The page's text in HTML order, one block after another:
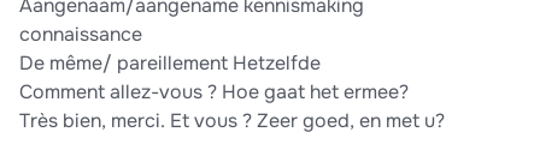
Aangenaam/aangename kennismaking
connaissance
De même/ pareillement Hetzelfde
Comment allez-vous ? Hoe gaat het ermee?
Très bien, merci. Et vous ? Zeer goed, en met u?